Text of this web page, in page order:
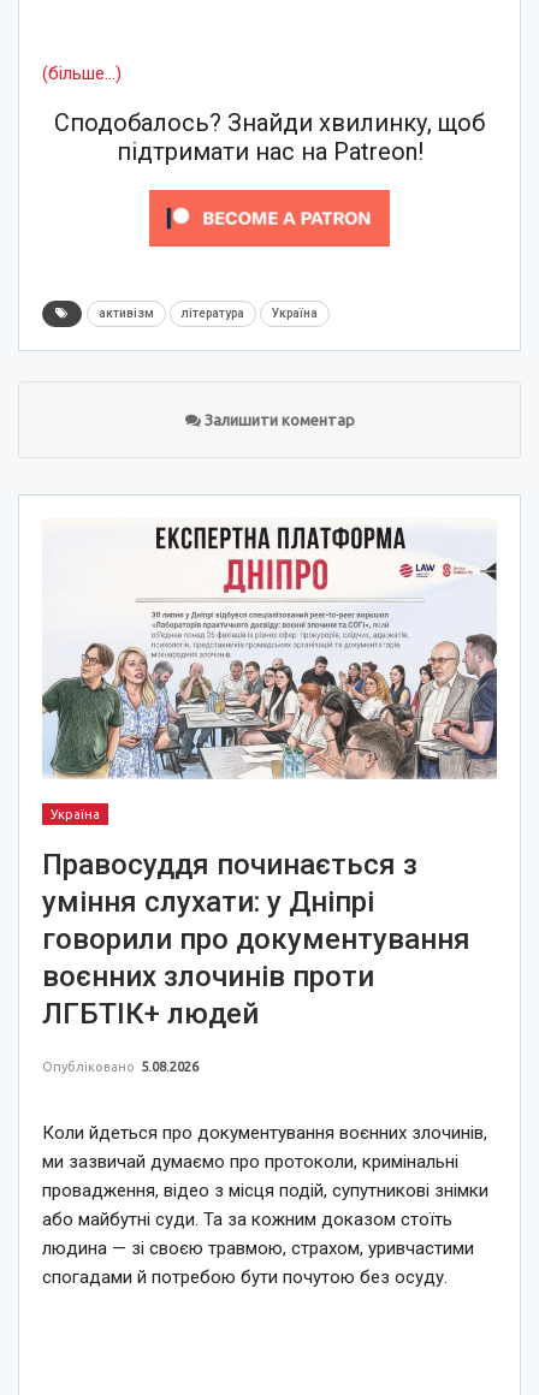
(більше…)
Сподобалось? Знайди хвилинку, щоб
підтримати нас на Patreon!
активізм література Україна
Залишити коментар
Україна
Правосуддя починається з
уміння слухати: у Дніпрі
говорили про документування
воєнних злочинів проти
ЛГБТІК+ людей
Опубліковано 5.08.2026
Коли йдеться про документування воєнних злочинів,
ми зазвичай думаємо про протоколи, кримінальні
провадження, відео з місця подій, супутникові знімки
або майбутні суди. Та за кожним доказом стоїть
людина — зі своєю травмою, страхом, уривчастими
спогадами й потребою бути почутою без осуду.